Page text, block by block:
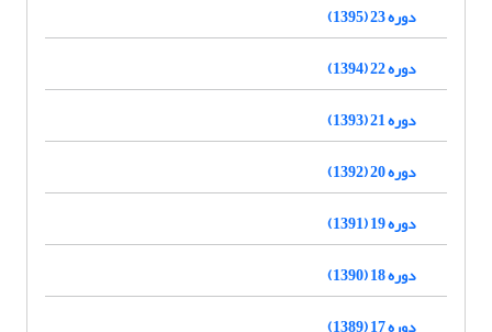
دوره 23 (1395)
دوره 22 (1394)
دوره 21 (1393)
دوره 20 (1392)
دوره 19 (1391)
دوره 18 (1390)